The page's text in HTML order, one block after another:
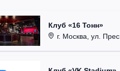
Клуб «16 Тонн»
г. Москва, ул.